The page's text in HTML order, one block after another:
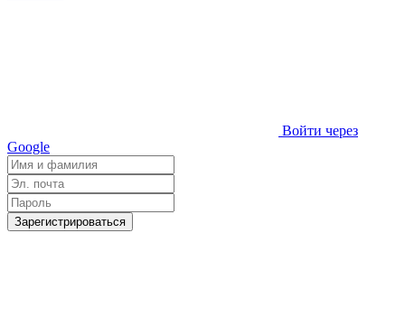
Войти через
Google
Зарегистрироваться